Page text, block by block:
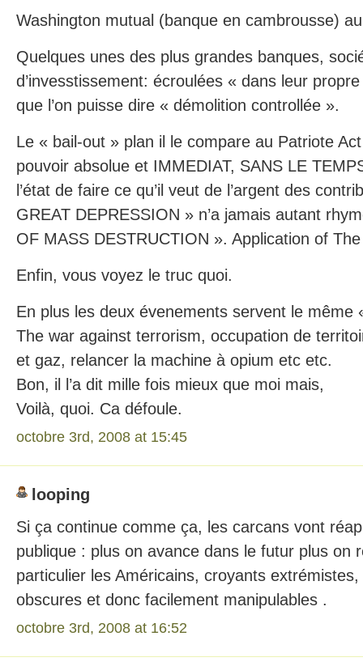
Washington mutual (banque en cambrousse)
Quelques unes des plus grandes banques,
d’invesstissement: écroulées « dans leur
que l’on puisse dire « démolition controllée ».
Le « bail-out » plan il le compare au Patriote
pouvoir absolue et IMMEDIAT, SANS LE
l’état de faire ce qu’il veut de l’argent des
GREAT DEPRESSION » n’a jamais autant
OF MASS DESTRUCTION ». Application of
Enfin, vous voyez le truc quoi.
En plus les deux évenements servent le même
The war against terrorism, occupation de
et gaz, relancer la machine à opium etc etc.
Bon, il l’a dit mille fois mieux que moi mais,
Voilà, quoi. Ca défoule.
octobre 3rd, 2008 at 15:45
looping
Si ça continue comme ça, les carcans vont
publique : plus on avance dans le futur plus on
particulier les Américains, croyants
obscures et donc facilement manipulables .
octobre 3rd, 2008 at 16:52